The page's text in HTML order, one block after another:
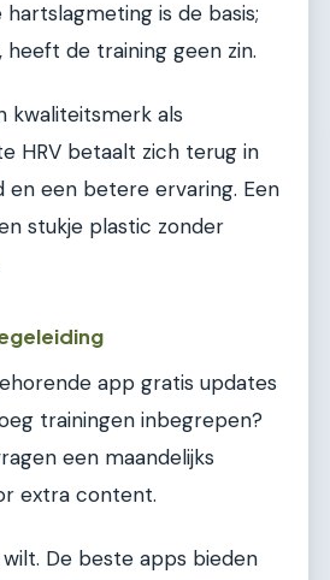
hartslagmeting is de basis;
de training geen zin.
kwaliteitsmerk als
HRV betaalt zich terug in
en een betere ervaring. Een
stukje plastic zonder
app gratis updates
trainingen inbegrepen?
een maandelijks
extra content.
De beste apps bieden